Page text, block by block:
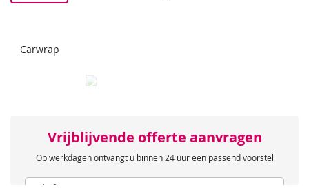
Carwrap
Vrijblijvende offerte aanvragen
Op werkdagen ontvangt u binnen 24 uur een passend voorstel